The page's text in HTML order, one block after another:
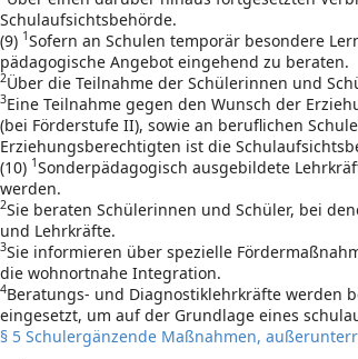
Schulaufsichtsbehörde.
(9) 1Sofern an Schulen temporär besondere
pädagogische Angebot eingehend zu beraten.
2Über die Teilnahme der Schülerinnen und
3Eine Teilnahme gegen den Wunsch der
(bei Förderstufe II), sowie an beruflichen
Erziehungsberechtigten ist die
(10) 1Sonderpädagogisch ausgebildete
werden.
2Sie beraten Schülerinnen und Schüler, bei
und Lehrkräfte.
3Sie informieren über spezielle
die wohnortnahe Integration.
4Beratungs- und Diagnostiklehrkräfte werden
eingesetzt, um auf der Grundlage eines
§ 5 Schulergänzende Maßnahmen,